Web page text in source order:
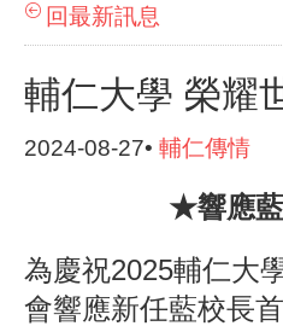
回最新訊息
輔仁大學 榮耀
2024-08-27• 輔仁傳情
★響應
為慶祝2025輔仁大
會響應新任藍校長